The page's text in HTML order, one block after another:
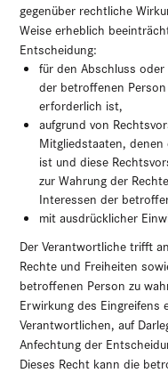
gegenüber rechtliche
Weise erheblich
Entscheidung:
für den Abschluss
der betroffenen
erforderlich ist,
aufgrund von
Mitgliedstaaten,
ist und diese
zur Wahrung der
Interessen der
mit ausdrücklicher
Der Verantwortliche trifft
Rechte und Freiheiten
betroffenen Person zu
Erwirkung des Eingreifens
Verantwortlichen, auf
Anfechtung der
Dieses Recht kann die